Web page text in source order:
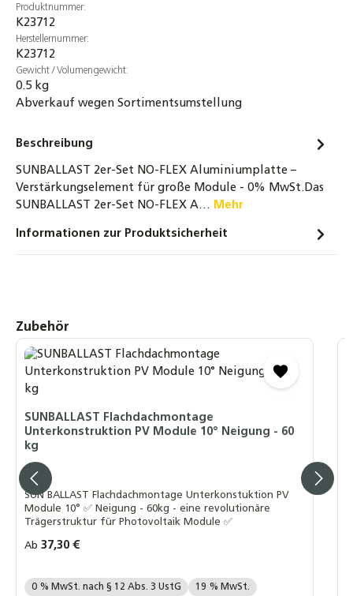
Produktnummer:
K23712
Herstellernummer:
K23712
Gewicht / Volumengewicht:
0.5 kg
Abverkauf wegen Sortimentsumstellung
Beschreibung
SUNBALLAST 2er-Set NO-FLEX Aluminiumplatte –
Verstärkungselement für große Module - 0% MwSt.Das
SUNBALLAST 2er-Set NO-FLEX A… Mehr
Informationen zur Produktsicherheit
Produktgalerie überspringen
Zubehör
SUNBALLAST Flachdachmontage
Unterkonstruktion PV Module 10° Neigung - 60
kg
SUN BALLAST Flachdachmontage Unterkonstuktion PV
Module 10° ✅ Neigung - 60kg - eine revolutionäre
Trägerstruktur für Photovoltaik Module ✅
Regulärer Preis:
Ab 37,30 €
Ihre MwSt. Auswahl::
0 % MwSt. nach § 12 Abs. 3 UstG 19 % MwSt.